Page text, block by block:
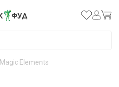
Magic Elements